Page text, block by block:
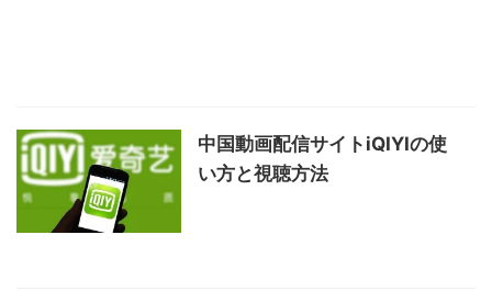
中国動画配信サイトiQIYIの使
い方と視聴方法